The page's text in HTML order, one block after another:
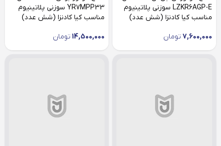
LZKR6AGP-E سوزنی پلاتینیوم
مناسب کیا کادنزا (شش عدد)
7,600,000 تومان
YR7MPP33 سوزنی پلاتینیوم
مناسب کیا کادنزا (شش عدد)
14,500,000 تومان